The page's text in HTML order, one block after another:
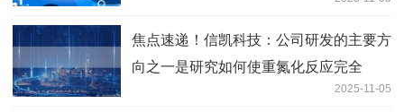
焦点速递！信凯科技：公司研发的主要方
向之一是研究如何使重氮化反应完全
2025-11-05